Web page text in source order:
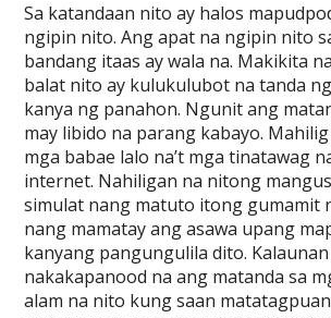
Sa katandaan nito ay halos
ngipin nito. Ang apat na ngipin nito
bandang itaas ay wala na. Makikita
balat nito ay kulukulubot na tanda
kanya ng panahon. Ngunit ang
may libido na parang kabayo.
mga babae lalo na’t mga tinatawag
internet. Nahiligan na nitong
simulat nang matuto itong gumamit
nang mamatay ang asawa upang
kanyang pangungulila dito.
nakakapanood na ang matanda sa
alam na nito kung saan